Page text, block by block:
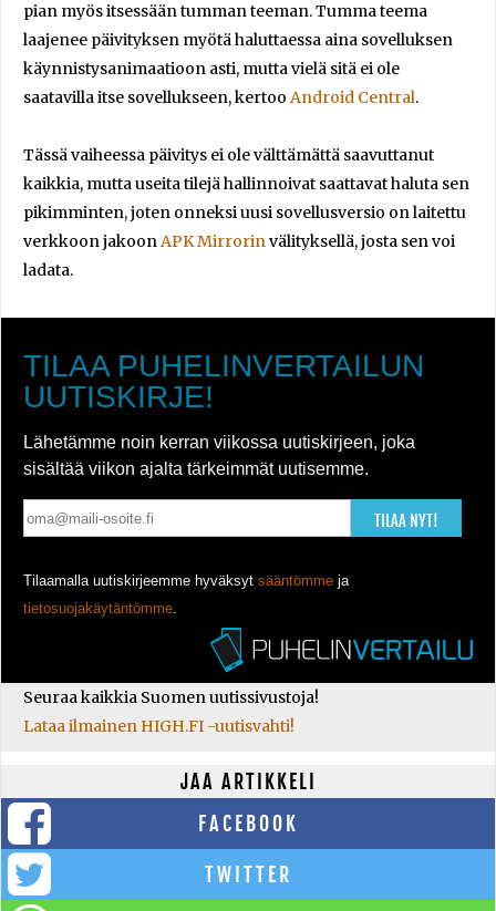
pian myös itsessään tumman teeman. Tumma teema
laajenee päivityksen myötä haluttaessa aina sovelluksen
käynnistysanimaatioon asti, mutta vielä sitä ei ole
saatavilla itse sovellukseen, kertoo Android Central.
Tässä vaiheessa päivitys ei ole välttämättä saavuttanut
kaikkia, mutta useita tilejä hallinnoivat saattavat haluta sen
pikimminten, joten onneksi uusi sovellusversio on laitettu
verkkoon jakoonAPK Mirrorinvälityksellä, josta sen voi
ladata.
TILAA PUHELINVERTAILUN
UUTISKIRJE!
Lähetämme noin kerran viikossa uutiskirjeen, joka
sisältää viikon ajalta tärkeimmät uutisemme.
TILAA NYT!
Tilaamalla uutiskirjeemme hyväksyt sääntömme ja
tietosuojakäytäntömme.
Seuraa kaikkia Suomen uutissivustoja!
Lataa ilmainen HIGH.FI -uutisvahti!
JAA ARTIKKELI
FACEBOOK
TWITTER